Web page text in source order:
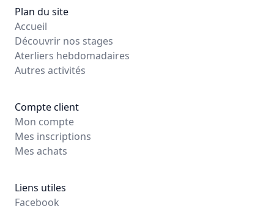
Plan du site
Accueil
Découvrir nos stages
Aterliers hebdomadaires
Autres activités
Compte client
Mon compte
Mes inscriptions
Mes achats
Liens utiles
Facebook